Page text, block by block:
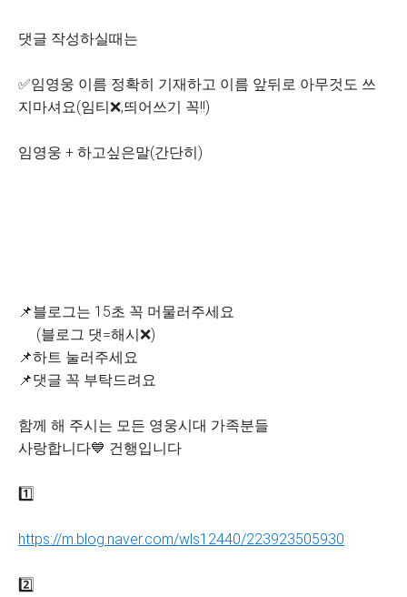
댓글 작성하실때는
✅임영웅 이름 정확히 기재하고 이름 앞뒤로 아무것도 쓰
지마셔요(임티❌,띄어쓰기 꼭!!)
임영웅 + 하고싶은말(간단히)
📌블로그는 15초 꼭 머물러주세요
(블로그 댓=해시❌)
📌하트 눌러주세요
📌댓글 꼭 부탁드려요
함께 해 주시는 모든 영웅시대 가족분들
사랑합니다💙 건행입니다
1️⃣
https://m.blog.naver.com/wls12440/223923505930
2️⃣